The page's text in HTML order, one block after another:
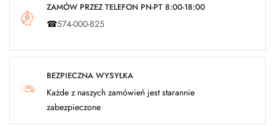
ZAMÓW PRZEZ TELEFON PN-PT 8:00-18:00
☎574-000-825
BEZPIECZNA WYSYŁKA
Każde z naszych zamówień jest starannie
zabezpieczone